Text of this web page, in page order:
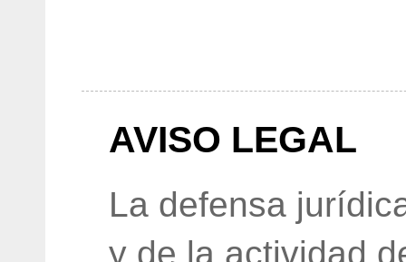
AVISO LEGAL
La defensa
y de la actividad